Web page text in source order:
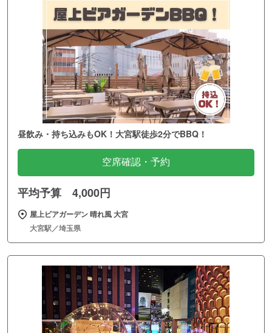
昼飲み・持ち込みもOK！大宮駅徒歩2分でBBQ！
空席確認・予約
平均予算 4,000円
屋上ビアガーデン 晴れ風 大宮
大宮駅／埼玉県